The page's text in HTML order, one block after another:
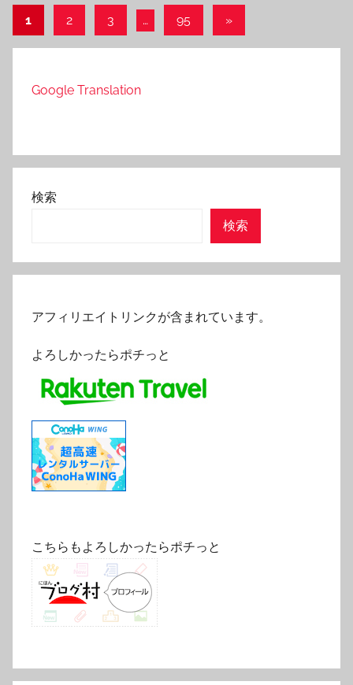
投
稿
ジ
送
1 2 3 … 95
Next
»
Google Translation
検索
検索
アフィリエイトリンクが含まれています。
よろしかったらポチっと
こちらもよろしかったらポチっと